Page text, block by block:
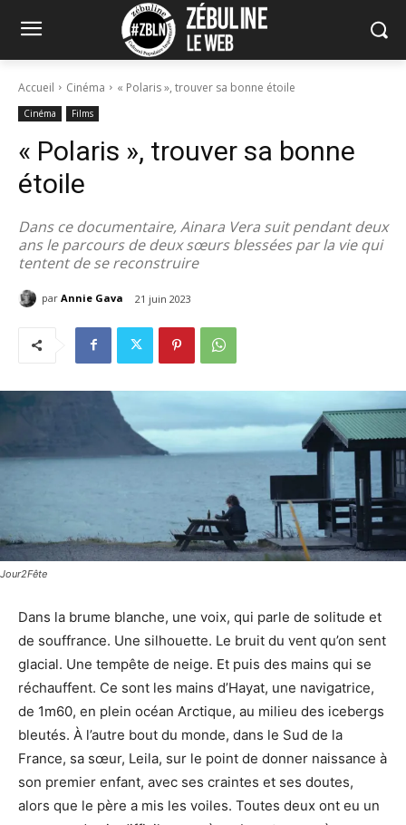
Accueil Cinéma « Polaris », trouver sa bonne étoile
Cinéma Films
« Polaris », trouver sa bonne
étoile
Dans ce documentaire, Ainara Vera suit pendant deux
ans le parcours de deux sœurs blessées par la vie qui
tentent de se reconstruire
par Annie Gava 21 juin 2023
Jour2Fête
Dans la brume blanche, une voix, qui parle de solitude et
de souffrance. Une silhouette. Le bruit du vent qu’on sent
glacial. Une tempête de neige. Et puis des mains qui se
réchauffent. Ce sont les mains d’Hayat, une navigatrice,
de 1m60, en plein océan Arctique, au milieu des icebergs
bleutés. À l’autre bout du monde, dans le Sud de la
France, sa sœur, Leila, sur le point de donner naissance à
son premier enfant, avec ses craintes et ses doutes,
alors que le père a mis les voiles. Toutes deux ont eu un